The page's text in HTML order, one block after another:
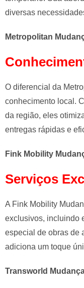
diversas
Metropolitan
O diferencial da
conhecimento local.
da região, eles
entregas rápidas e
Fink Mobility
Serviços
A Fink Mobility
exclusivos, incluindo
especial de obras de
adiciona um toque
Transworld